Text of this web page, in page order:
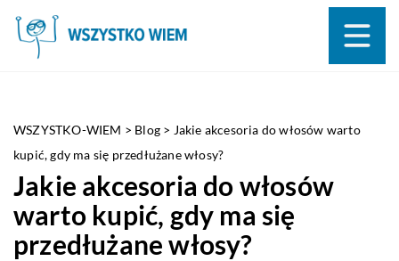
WSZYSTKO-WIEM > Blog > Jakie akcesoria do włosów warto
kupić, gdy ma się przedłużane włosy?
Jakie akcesoria do włosów
warto kupić, gdy ma się
przedłużane włosy?